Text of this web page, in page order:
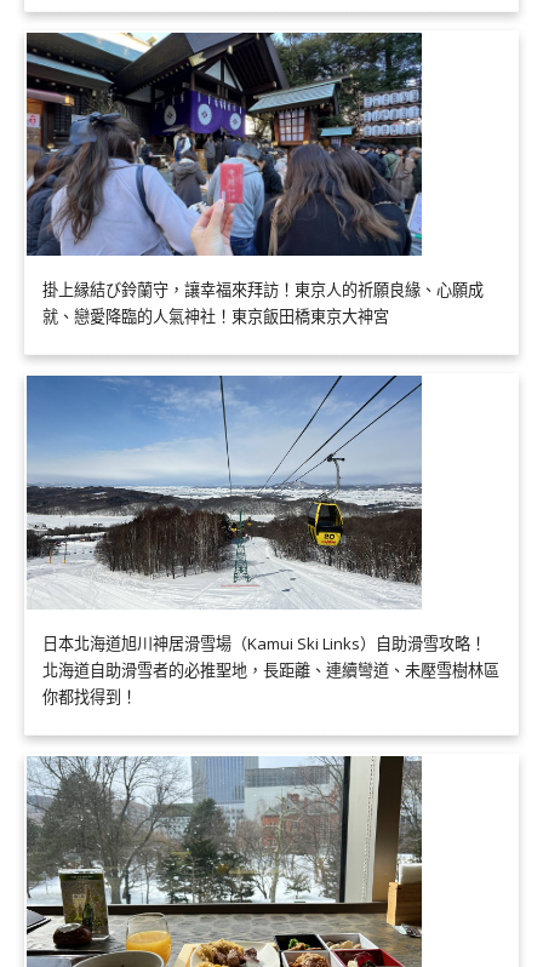
掛上縁結び鈴蘭守，讓幸福來拜訪！東京人的祈願良緣、心願成
就、戀愛降臨的人氣神社！東京飯田橋東京大神宮
日本北海道旭川神居滑雪場（Kamui Ski Links）自助滑雪攻略！
北海道自助滑雪者的必推聖地，長距離、連續彎道、未壓雪樹林區
你都找得到！